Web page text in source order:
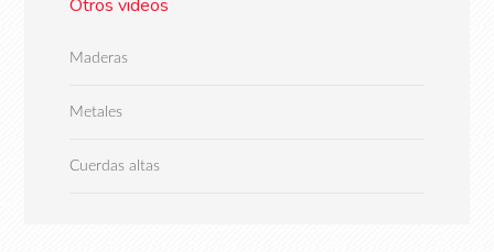
Otros videos
Maderas
Metales
Cuerdas altas